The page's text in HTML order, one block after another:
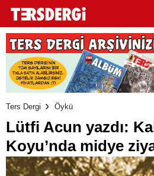
Ters Dergi Öykü
Lütfi Acun yazdı:
Koyu’nda midye